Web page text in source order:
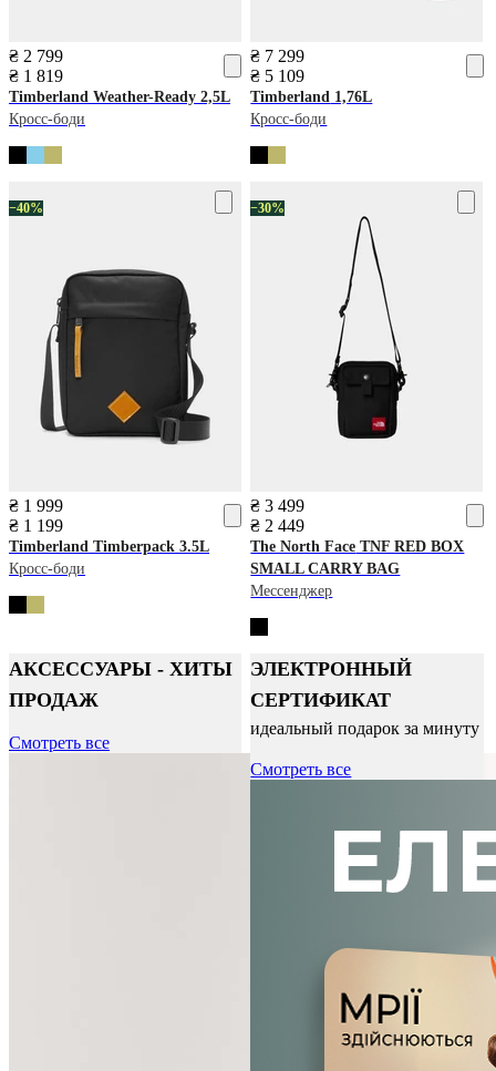
₴ 2 799
₴ 1 819
Timberland Weather-Ready 2,5L
Кросс-боди
₴ 7 299
₴ 5 109
Timberland 1,76L
Кросс-боди
−40%
₴ 1 999
₴ 1 199
Timberland Timberpack 3.5L
Кросс-боди
−30%
₴ 3 499
₴ 2 449
The North Face TNF RED BOX
SMALL CARRY BAG
Мессенджер
АКСЕССУАРЫ - ХИТЫ
ПРОДАЖ
Смотреть все
ЭЛЕКТРОННЫЙ
СЕРТИФИКАТ
идеальный подарок за минуту
Смотреть все